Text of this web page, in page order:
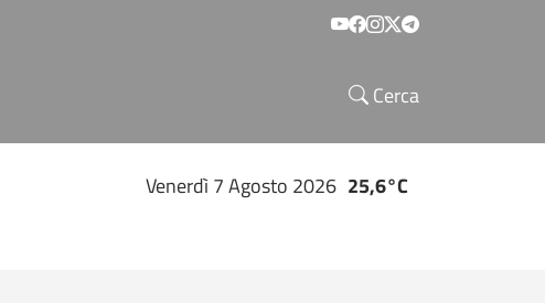
Social menu
Cerca
Venerdì 7 Agosto 2026 25,6°C